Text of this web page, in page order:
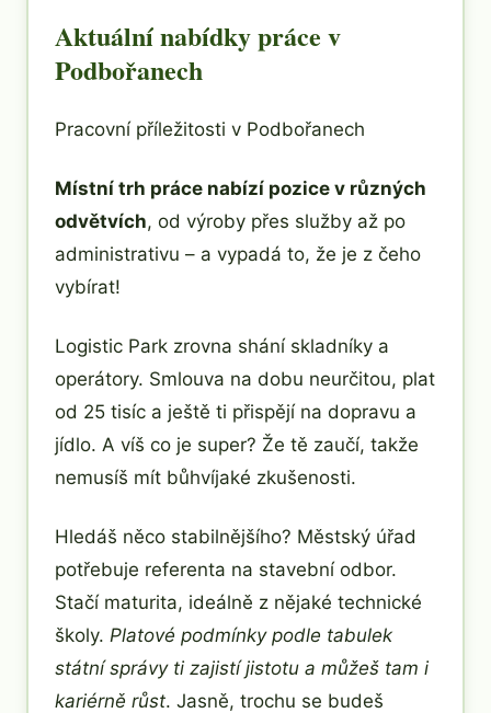
Aktuální nabídky práce v
Podbořanech
Pracovní příležitosti v Podbořanech
Místní trh práce nabízí pozice v různých
odvětvích, od výroby přes služby až po
administrativu – a vypadá to, že je z čeho
vybírat!
Logistic Park zrovna shání skladníky a
operátory. Smlouva na dobu neurčitou, plat
od 25 tisíc a ještě ti přispějí na dopravu a
jídlo. A víš co je super? Že tě zaučí, takže
nemusíš mít bůhvíjaké zkušenosti.
Hledáš něco stabilnějšího? Městský úřad
potřebuje referenta na stavební odbor.
Stačí maturita, ideálně z nějaké technické
školy. Platové podmínky podle tabulek
státní správy ti zajistí jistotu a můžeš tam i
kariérně růst. Jasně, trochu se budeš